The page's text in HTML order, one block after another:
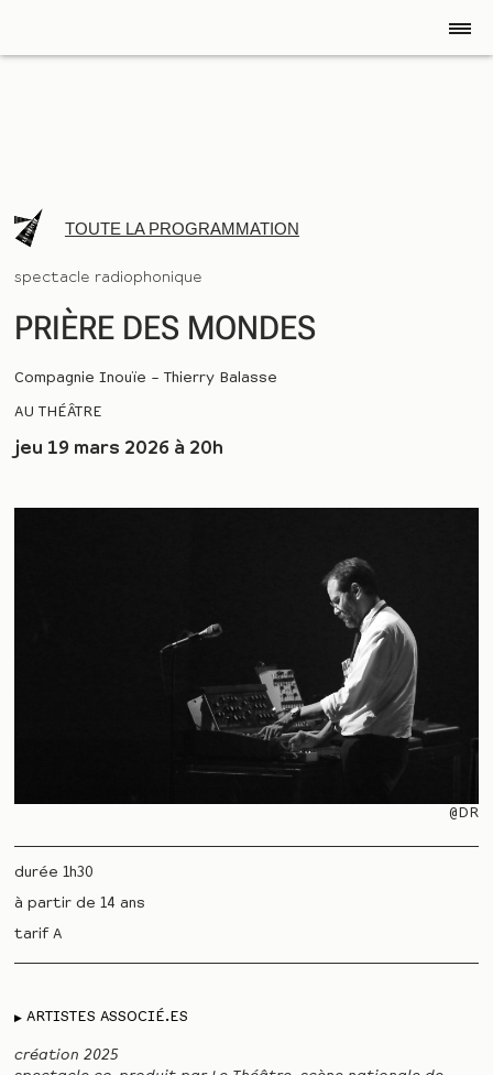
TOUTE LA PROGRAMMATION
spectacle radiophonique
PRIÈRE DES MONDES
Compagnie Inouïe – Thierry Balasse
AU THÉÂTRE
jeu 19 mars 2026 à 20h
@DR
durée 1h30
à partir de 14 ans
tarif A
ARTISTES ASSOCIÉ.ES
création 2025